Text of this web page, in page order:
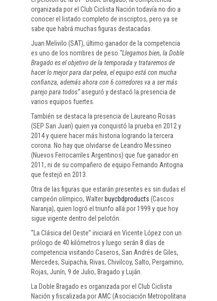
organizada por el Club Ciclista Nación todavía no dio a
conocer el listado completo de inscriptos, pero ya se
sabe que habrá muchas figuras destacadas.
Juan Melivilo (SAT), último ganador de la competencia
es uno de los nombres de peso. “Llegamos bien, la Doble
Bragado es el objetivo de la temporada y trataremos de
hacer lo mejor para dar pelea, el equipo está con mucha
confianza, además ahora con 6 corredores va a ser más
parejo para todos”aseguró y destacó la presencia de
varios equipos fuertes.
También se destaca la presencia de Laureano Rosas
(SEP San Juan) quien ya conquistó la prueba en 2012 y
2014 y quiere hacer más historia logrando la tercera
corona. No hay que olvidarse de Leandro Messineo
(Nuevos Ferrocarriles Argentinos) que fue ganador en
2011, ni de su compañero de equipo Fernando Antogna
que festejó en 2013.
Otra de las figuras que estarán presentes es sin dudas el
campeón olímpico, Walter buycbdproducts (Cascos
Naranja), quien logró el triunfo allá por 1999 y que hoy
sigue vigente dentro del pelotón.
“La Clásica del Oeste” iniciará en Vicente López con un
prólogo de 40 kilómetros y luego serán 8 días de
competencia visitando Caseros, San Andrés de Giles,
Mercedes, Suipacha, Rivas, Chivilcoy, Salto, Pergamino,
Rojas, Junín, 9 de Julio, Bragado y Luján.
La Doble Bragado es organizada por el Club Ciclista
Nación y fiscalizada por AMC (Asociación Metropolitana